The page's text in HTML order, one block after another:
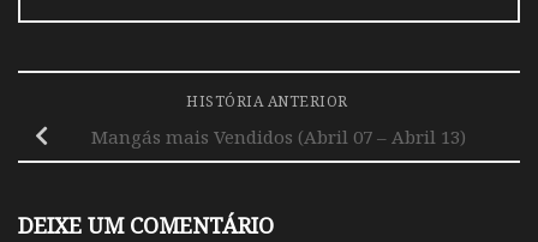
HISTÓRIA ANTERIOR
Mangás mais Vendidos (Abril 07 – Abril 13)
DEIXE UM COMENTÁRIO